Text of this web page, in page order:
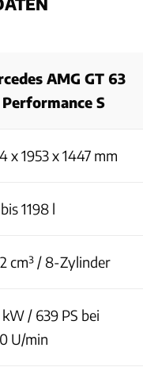
AMG GT 63
Performance S
x 1953 x 1447 mm
1198 l
cm³ / 8-Zylinder
/ 639 PS bei
U/min